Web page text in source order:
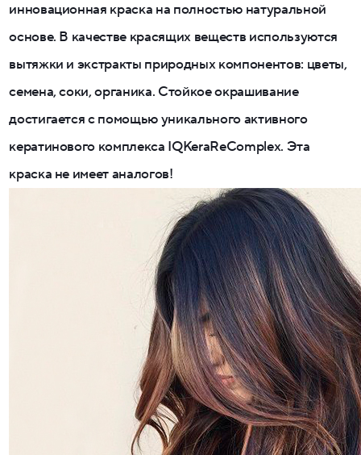
инновационная краска на полностью натуральной
основе. В качестве красящих веществ используются
вытяжки и экстракты природных компонентов: цветы,
семена, соки, органика. Стойкое окрашивание
достигается с помощью уникального активного
кератинового комплекса IQKeraReComplex. Эта
краска не имеет аналогов!